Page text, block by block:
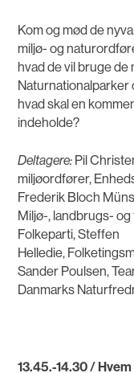
Kom og mød de
miljø- og
hvad de vil bruge de
hvad skal en
indeholde?
Deltagere: Pil
miljøordfører,
Frederik Bloch
Miljø-, landbrugs-
Folkeparti, Steffen
Helledie,
Sander Poulsen,
Danmarks
13.45.-14.30 /